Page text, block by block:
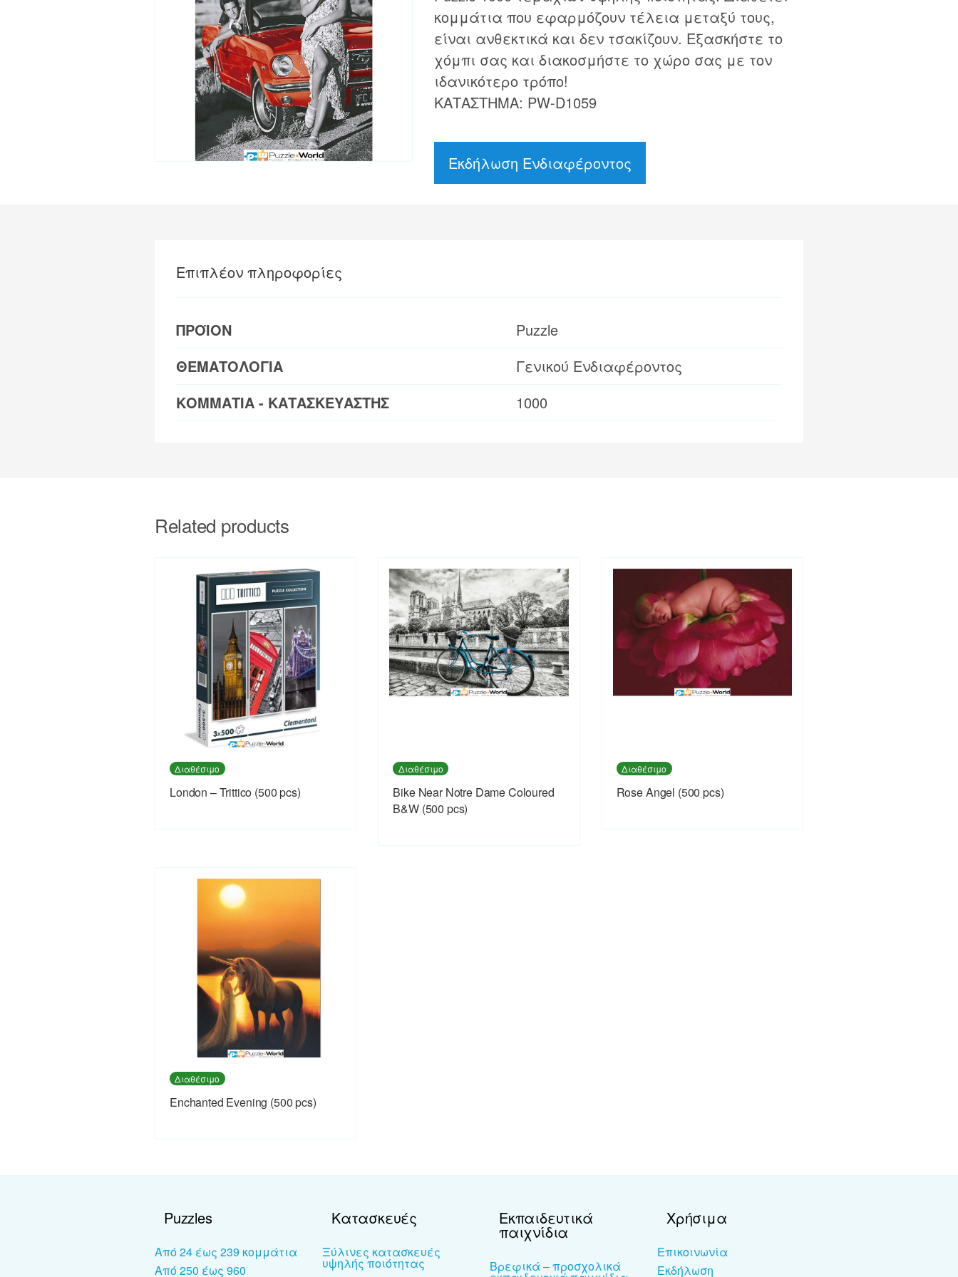
κομμάτια που εφαρμόζουν τέλεια μεταξύ τους,
είναι ανθεκτικά και δεν τσακίζουν. Εξασκήστε το
χόμπι σας και διακοσμήστε το χώρο σας με τον
ιδανικότερο τρόπο!
ΚΑΤΑΣΤΗΜΑ: PW-D1059
Εκδήλωση Ενδιαφέροντος
Επιπλέον πληροφορίες
ΠΡΟΪΟΝ
Puzzle
ΘΕΜΑΤΟΛΟΓΙΑ
Γενικού Ενδιαφέροντος
ΚΟΜΜΑΤΙΑ - ΚΑΤΑΣΚΕΥΑΣΤΗΣ
1000
Related products
Διαθέσιμο
London – Trittico (500 pcs)
Διαθέσιμο
Bike Near Notre Dame Coloured
B&W (500 pcs)
Διαθέσιμο
Rose Angel (500 pcs)
Διαθέσιμο
Enchanted Evening (500 pcs)
Puzzles
Από 24 έως 239 κομμάτια
Από 250 έως 960
Κατασκευές
Ξύλινες κατασκευές
υψηλής ποιότητας
Εκπαιδευτικά
παιχνίδια
Βρεφικά – προσχολικά
Χρήσιμα
Επικοινωνία
Εκδήλωση